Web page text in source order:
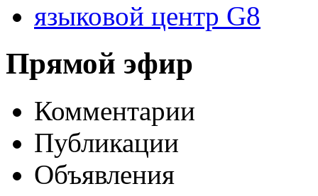
языковой центр G8
Прямой эфир
Комментарии
Публикации
Объявления